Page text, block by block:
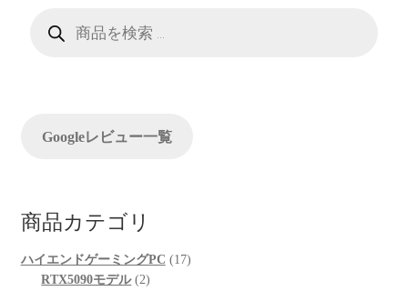
ー
ンGoogleレビュー一覧
商品カテゴリ
ハイエンドゲーミングPC 1717
RTX5090モデル 22